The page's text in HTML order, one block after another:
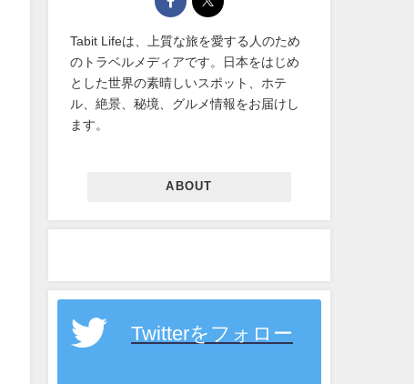
Tabit Lifeは、上質な旅を愛する人のため
のトラベルメディアです。日本をはじめ
とした世界の素晴しいスポット、ホテ
ル、絶景、秘境、グルメ情報をお届けし
ます。
ABOUT
Twitterをフォロー